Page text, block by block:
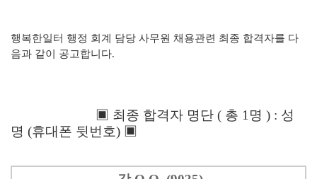
행복한일터 행정 회계 담당 사무원 채용관련 최종 합격자를 다
음과 같이 공고합니다.
▣ 최종 합격자 명단 ( 총 1명 ) : 성
명 (휴대폰 뒷번호) ▣